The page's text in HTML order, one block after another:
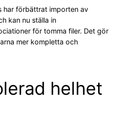
har förbättrat importen av
kan nu ställa in
för tomma filer. Det gör
mer kompletta och
helhet